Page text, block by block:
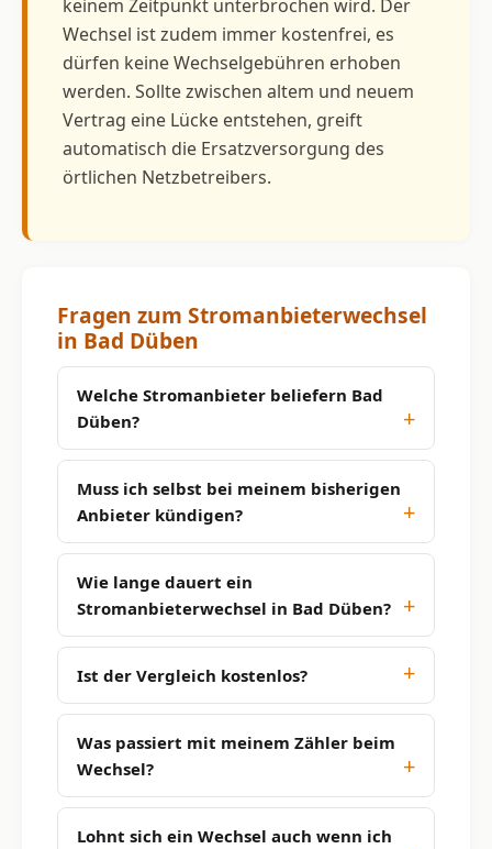
keinem Zeitpunkt unterbrochen wird. Der
Wechsel ist zudem immer kostenfrei, es
dürfen keine Wechselgebühren erhoben
werden. Sollte zwischen altem und neuem
Vertrag eine Lücke entstehen, greift
automatisch die Ersatzversorgung des
örtlichen Netzbetreibers.
Fragen zum Stromanbieterwechsel
in Bad Düben
Welche Stromanbieter beliefern Bad
Düben?
Muss ich selbst bei meinem bisherigen
Anbieter kündigen?
Wie lange dauert ein
Stromanbieterwechsel in Bad Düben?
Ist der Vergleich kostenlos?
Was passiert mit meinem Zähler beim
Wechsel?
Lohnt sich ein Wechsel auch wenn ich